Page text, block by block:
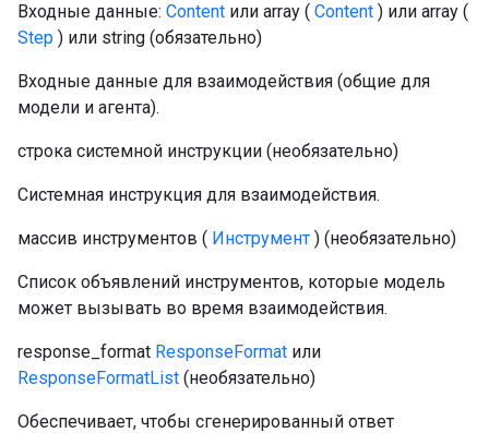
Входные данные: Content или array ( Content ) или array (
Step ) или string (обязательно)
Входные данные для взаимодействия (общие для
модели и агента).
строка системной инструкции (необязательно)
Системная инструкция для взаимодействия.
массив инструментов ( Инструмент ) (необязательно)
Список объявлений инструментов, которые модель
может вызывать во время взаимодействия.
response_format ResponseFormat или
ResponseFormatList (необязательно)
Обеспечивает, чтобы сгенерированный ответ